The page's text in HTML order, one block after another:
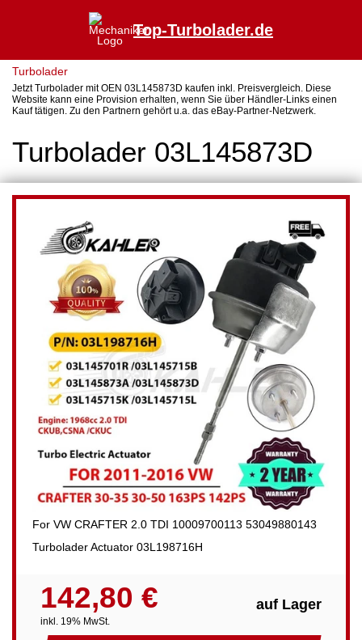
Top-Turbolader.de
Turbolader
Jetzt Turbolader mit OEN 03L145873D kaufen inkl. Preisvergleich. Diese
Website kann eine Provision erhalten, wenn Sie über Händler-Links einen
Kauf tätigen. Zu den Partnern gehört u.a. das eBay-Partner-Netzwerk.
Turbolader 03L145873D
For VW CRAFTER 2.0 TDI 10009700113 53049880143
Turbolader Actuator 03L198716H
142,80 €
inkl. 19% MwSt.
auf Lager